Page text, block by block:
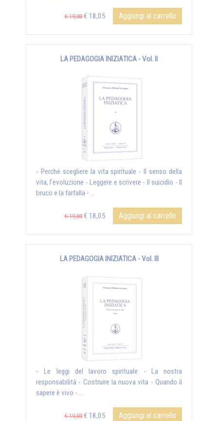
€ 19,00 € 18,05 Aggiungi al carrello
LA PEDAGOGIA INIZIATICA - Vol. II
- Perché scegliere la vita spirituale - Il senso della
vita, l’evoluzione - Leggere e scrivere - Il suicidio - Il
bruco e la farfalla - ...
€ 19,00 € 18,05 Aggiungi al carrello
LA PEDAGOGIA INIZIATICA - Vol. III
- Le leggi del lavoro spirituale - La nostra
responsabilità - Costruire la nuova vita - Quando il
sapere è vivo - ...
€ 19,00 € 18,05 Aggiungi al carrello